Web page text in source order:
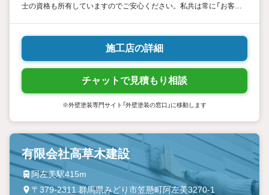
士の資格も所有していますのでご安心ください。私共は常に「お客様
施工店の詳細
チャットで見積もり相談
※外壁塗装専門サイト「外壁塗装の窓口」に移動します
有限会社高草木建設
阿左美駅415m
〒379-2311 群馬県みどり市笠懸町阿左美3270-1